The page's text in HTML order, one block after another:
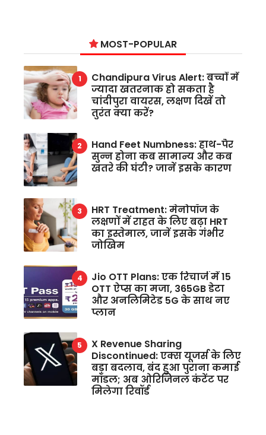
MOST-POPULAR
Chandipura Virus Alert: बच्चों में
ज्यादा खतरनाक हो सकता है
चांदीपुरा वायरस, लक्षण दिखें तो
तुरंत क्या करें?
Hand Feet Numbness: हाथ-पैर
सुन्न होना कब सामान्य और कब
खतरे की घंटी? जानें इसके कारण
HRT Treatment: मेनोपॉज के
लक्षणों में राहत के लिए बढ़ा HRT
का इस्तेमाल, जानें इसके गंभीर
जोखिम
Jio OTT Plans: एक रिचार्ज में 15
OTT ऐप्स का मजा, 365GB डेटा
और अनलिमिटेड 5G के साथ नए
प्लान
X Revenue Sharing
Discontinued: एक्स यूजर्स के लिए
बड़ा बदलाव, बंद हुआ पुराना कमाई
मॉडल; अब ओरिजिनल कंटेंट पर
मिलेगा रिवॉर्ड